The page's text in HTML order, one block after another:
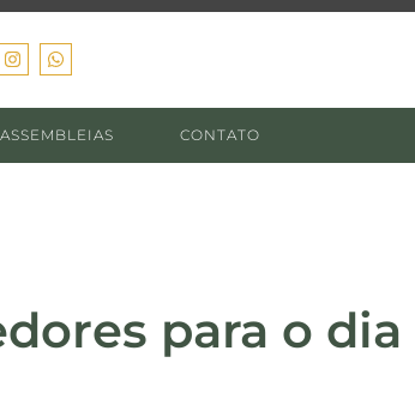
ASSEMBLEIAS CONTATO
para o dia